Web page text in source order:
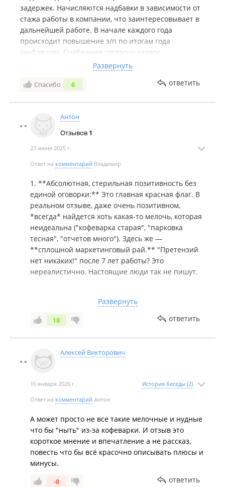
которые будут хоть немного греть душу ,а не
наносить психологические растройства!!!
задержек. Начисляются надбавки в зависимости от
стажа работы в компании, что заинтересовывает в
дальнейшей работе. В начале каждого года
происходит повышение з/п по итогам года
(инфляция). Снабжение согласно заявок.
Бутилированная вода и фрукты в течение рейса
бывают всегда и без ограничений. Спец.одежда
выдается в начале рейса новая, по нормам.
устраивает! Претензий нет никаких!
Развернуть
Спасибо 6 ответить
Антон
Отзывов 1
23 июня 2025 г.
Ответ на комментарий Владимир
1. **Абсолютная, стерильная позитивность без
единой оговорки:** Это главная красная флаг. В
реальном отзыве, даже очень позитивном,
*всегда* найдется хоть какая-то мелочь, которая
неидеальна ("кофеварка старая", "парковка
тесная", "отчетов много"). Здесь же —
**сплошной маркетинговый рай.** "Претензий
нет никаких!" после 7 лет работы? Это
нереалистично. Настоящие люди так не пишут.
благ":** Текст не просто позитивный, он
**буквально выписывает стандартный список
того, что HR-отдел хочет услышать:**
* Зарплата вовремя (x2 в месяц!) ✅
* Надбавки за стаж (мотивация!) ✅
* Ежегодная индексация (инфляция!) ✅
* Снабжение по заявкам (все есть!) ✅
* Бесплатные вода/фрукты (без ограничений!) ✅
* Лояльная администрация ✅
* Никаких претензий! Уходить не собираюсь! ✅
* **Отсутствует:** Любая личная история,
эмоция (кроме шаблонного "все устраивает"),
упоминание коллег, командной атмосферы,
*конкретных* проектов или задач, *малейшего*
намека на сложность или развитие. Это не отзыв,
это **корпоративный гимн, составленный по
Развернуть
18 ответить
Алексей Викторович
16 января 2026 г. История беседы (2)
Ответ на комментарий Антон
А может просто не все такие мелочные и нудные
что бы "ныть" из-за кофеварки. И отзыв это
короткое мнение и впечатление а не рассказ,
повесть что бы всё красочно описывать плюсы и
минусы.
-8 ответить